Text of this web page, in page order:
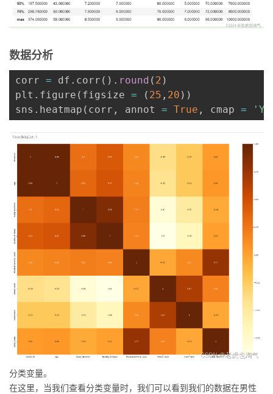
数据分析
corr = df . corr ( ) . round ( 2 )
plt . figure ( figsize = ( 25 , 20 ) )
sns . heatmap ( corr , annot = True , cmap =
分类变量。
在这里，当我们查看分类变量时，我们可以看到我们的数据在男性